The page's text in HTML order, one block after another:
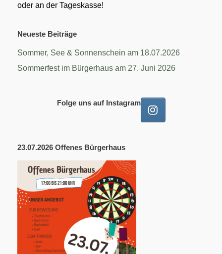
oder an der Tageskasse!
Neueste Beiträge
Sommer, See & Sonnenschein am 18.07.2026
Sommerfest im Bürgerhaus am 27. Juni 2026
Folge uns auf Instagram
23.07.2026 Offenes Bürgerhaus